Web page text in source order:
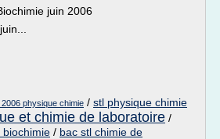
juin 2006
physique chimie / stl physique chimie
et chimie de laboratoire /
biochimie / bac stl chimie de